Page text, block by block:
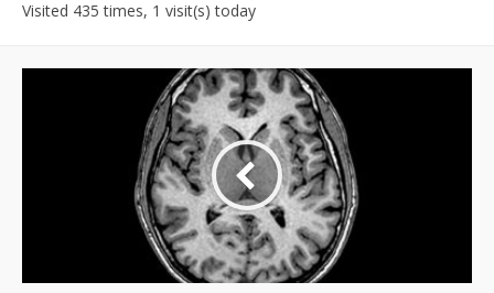
Visited 435 times, 1 visit(s) today